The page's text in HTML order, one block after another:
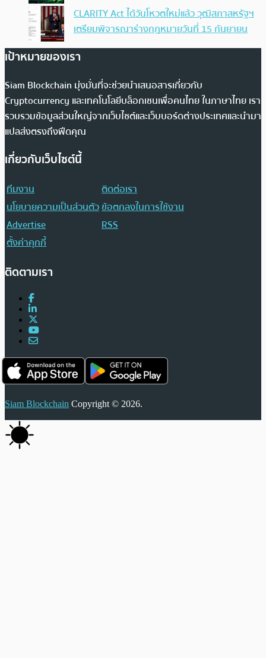
CLARITY Act ได้วันโหวตใหม่แล้ว วุฒิสภาสหรัฐฯ
เตรียมพิจารณาร่างกฎหมายวันที่ 15 กันยายน
เป้าหมายของเรา
Siam Blockchain มุ่งมั่นที่จะช่วยนำเสนอสารเกี่ยวกับ
Cryptocurrency และเทคโนโลยีบล็อกเชนเพื่อคนไทย ในภาษาไทย เรา
รวบรวมข้อมูลส่วนใหญ่จากเว็บไซต์และเว็บบอร์ดต่างประเทศและนำมา
แปลส่งตรงถึงฟีดคุณ
เกี่ยวกับเว็บไซต์นี้
ทีมงาน
ติดต่อเรา
นโยบายความเป็นส่วนตัวข้อตกลงในการใช้งาน
Advertise
RSS
ตั้งค่าคุกกี้
ติดตามเรา
Siam Blockchain Copyright © 2026.